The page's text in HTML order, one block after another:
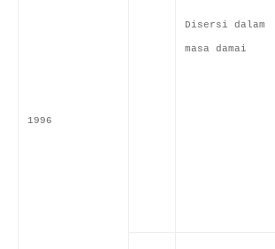
1996
Disersi dalam
masa damai